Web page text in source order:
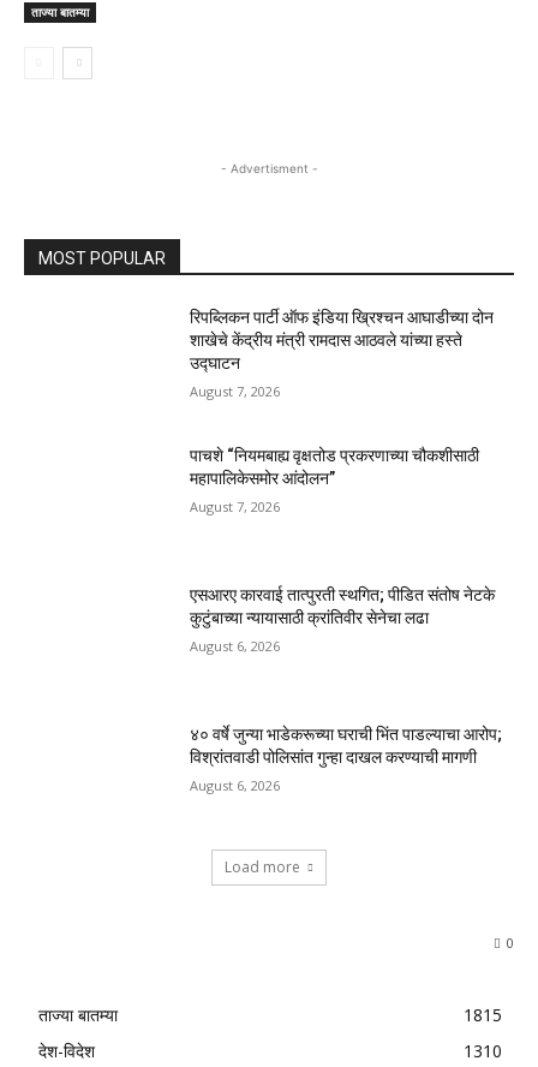
ताज्या बातम्या
- Advertisment -
MOST POPULAR
रिपब्लिकन पार्टी ऑफ इंडिया ख्रिश्चन आघाडीच्या दोन
शाखेचे केंद्रीय मंत्री रामदास आठवले यांच्या हस्ते
उद्घाटन
August 7, 2026
पाचशे “नियमबाह्य वृक्षतोड प्रकरणाच्या चौकशीसाठी
महापालिकेसमोर आंदोलन”
August 7, 2026
एसआरए कारवाई तात्पुरती स्थगित; पीडित संतोष नेटके
कुटुंबाच्या न्यायासाठी क्रांतिवीर सेनेचा लढा
August 6, 2026
४० वर्षे जुन्या भाडेकरूच्या घराची भिंत पाडल्याचा आरोप;
विश्रांतवाडी पोलिसांत गुन्हा दाखल करण्याची मागणी
August 6, 2026
Load more
0
ताज्या बातम्या
1815
देश-विदेश
1310